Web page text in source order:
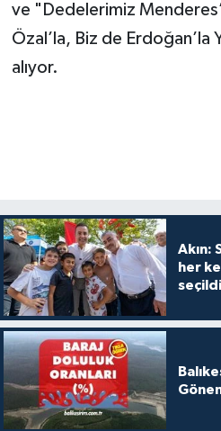
ve "Dedelerimiz
Özal’la, Biz de Erdoğan’la
alıyor.
Akın:
her